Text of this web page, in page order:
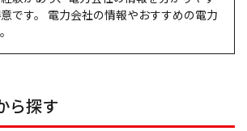
です。 電力会社の情報やおすすめの電力
ら探す